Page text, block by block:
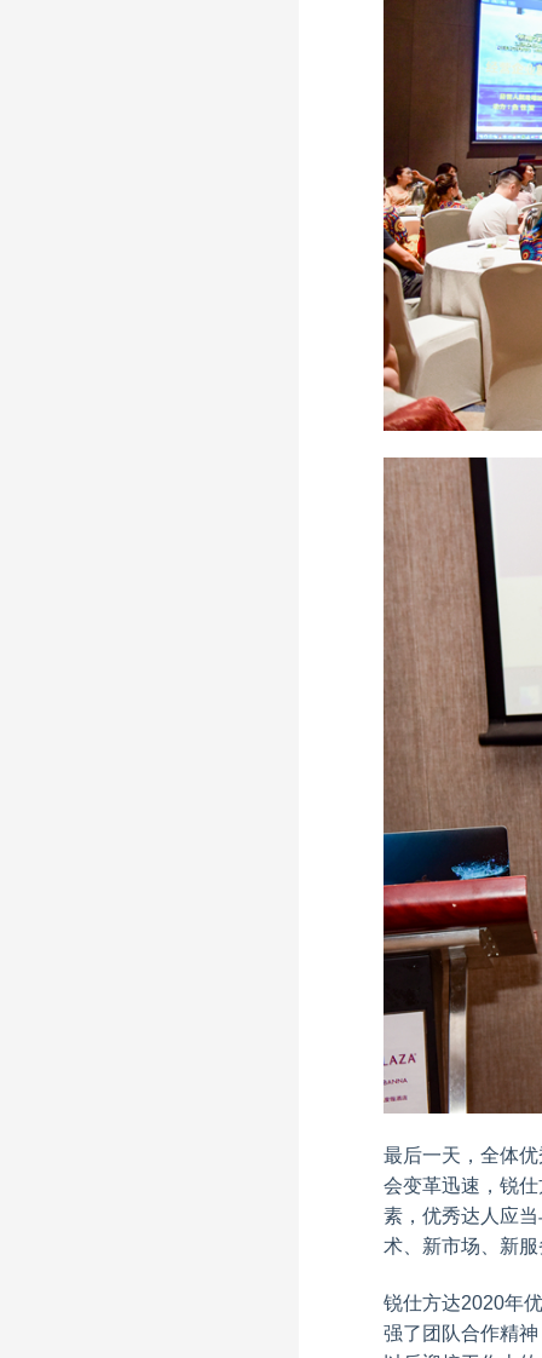
最后一天，全体
会变革迅速，锐
素，优秀达人应
术、新市场、新
锐仕方达2020年
强了团队合作精